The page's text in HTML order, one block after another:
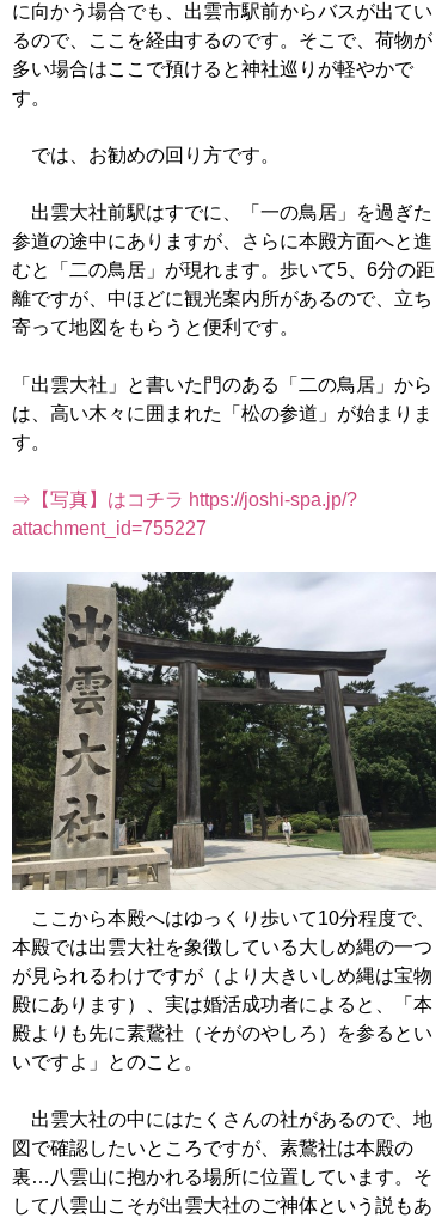
に向かう場合でも、出雲市駅前からバスが出てい
るので、ここを経由するのです。そこで、荷物が
多い場合はここで預けると神社巡りが軽やかで
す。
では、お勧めの回り方です。
出雲大社前駅はすでに、「一の鳥居」を過ぎた
参道の途中にありますが、さらに本殿方面へと進
むと「二の鳥居」が現れます。歩いて5、6分の距
離ですが、中ほどに観光案内所があるので、立ち
寄って地図をもらうと便利です。
「出雲大社」と書いた門のある「二の鳥居」から
は、高い木々に囲まれた「松の参道」が始まりま
す。
⇒【写真】はコチラ https://joshi-spa.jp/?
attachment_id=755227
ここから本殿へはゆっくり歩いて10分程度で、
本殿では出雲大社を象徴している大しめ縄の一つ
が見られるわけですが（より大きいしめ縄は宝物
殿にあります）、実は婚活成功者によると、「本
殿よりも先に素鵞社（そがのやしろ）を参るとい
いですよ」とのこと。
出雲大社の中にはたくさんの社があるので、地
図で確認したいところですが、素鵞社は本殿の
裏…八雲山に抱かれる場所に位置しています。そ
して八雲山こそが出雲大社のご神体という説もあ